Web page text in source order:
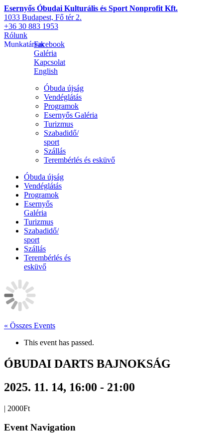
Esernyős Óbudai Kulturális és Sport Nonprofit Kft.
1033 Budapest, Fő tér 2.
+36 30 883 1953
Rólunk
MunkatársakFacebook
Galéria
Kapcsolat
English
Óbuda újság
Vendéglátás
Programok
Esernyős Galéria
Turizmus
Szabadidő/
sport
Szállás
Terembérlés és esküvő
Óbuda újság
Vendéglátás
Programok
Esernyős
Galéria
Turizmus
Szabadidő/
sport
Szállás
Terembérlés és
esküvő
« Összes Events
This event has passed.
ÓBUDAI DARTS BAJNOKSÁG
2025. 11. 14, 16:00 - 21:00
| 2000Ft
Event Navigation